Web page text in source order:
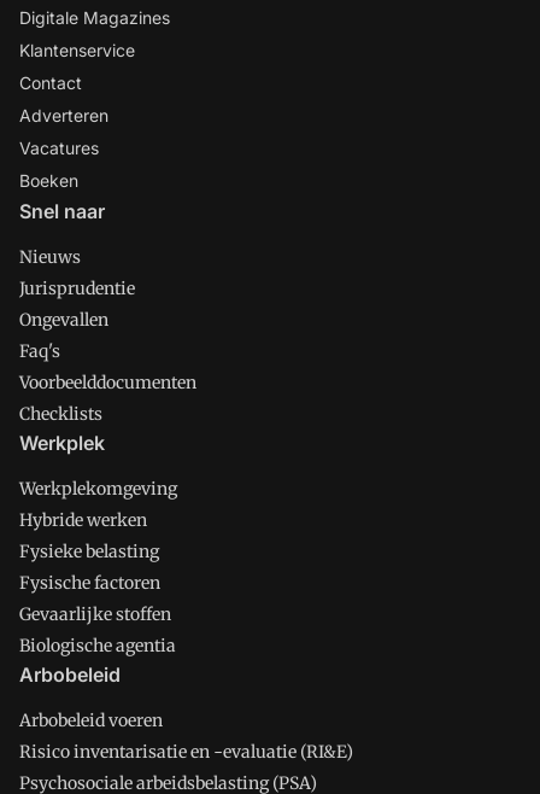
Digitale Magazines
Klantenservice
Contact
Adverteren
Vacatures
Boeken
Snel naar
Nieuws
Jurisprudentie
Ongevallen
Faq's
Voorbeelddocumenten
Checklists
Werkplek
Werkplekomgeving
Hybride werken
Fysieke belasting
Fysische factoren
Gevaarlijke stoffen
Biologische agentia
Arbobeleid
Arbobeleid voeren
Risico inventarisatie en -evaluatie (RI&E)
Psychosociale arbeidsbelasting (PSA)